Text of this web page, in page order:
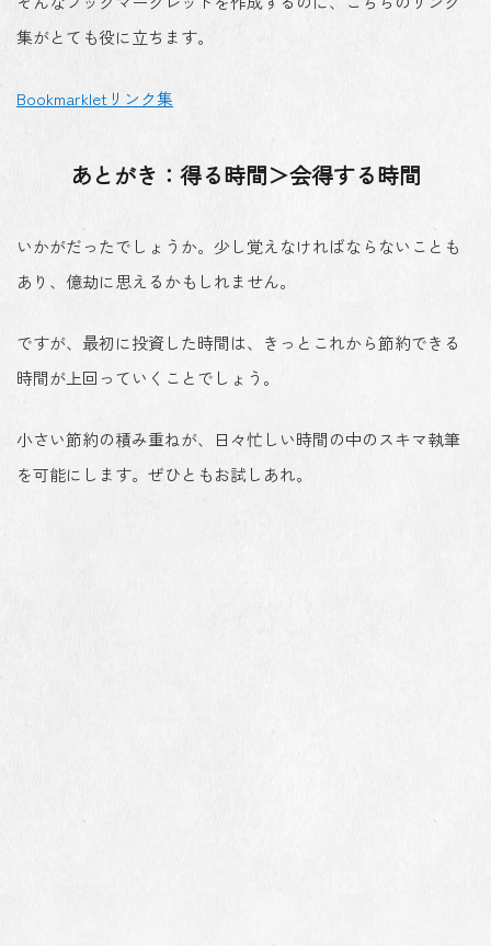
集がとても役に立ちます。
Bookmarkletリンク集
あとがき：得る時間＞会得する時間
いかがだったでしょうか。少し覚えなければならないことも
あり、億劫に思えるかもしれません。
ですが、最初に投資した時間は、きっとこれから節約できる
時間が上回っていくことでしょう。
小さい節約の積み重ねが、日々忙しい時間の中のスキマ執筆
を可能にします。ぜひともお試しあれ。